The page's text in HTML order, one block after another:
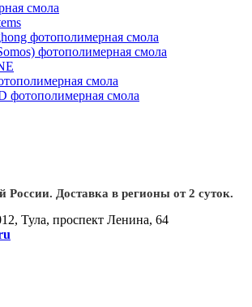
смола
фотополимерная смола
фотополимерная смола
смола
фотополимерная смола
России. Доставка в регионы от 2 суток.
Тула, проспект Ленина, 64